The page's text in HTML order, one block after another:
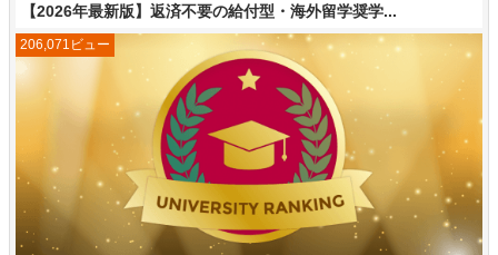
【2026年最新版】返済不要の給付型・海外留学奨学...
206,071ビュー